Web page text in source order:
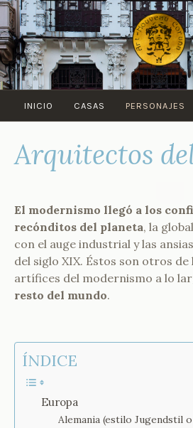
Saltar
al
contenido
INICIO CASAS PERSONAJES
Arquitectos
El modernismo llegó a los
recónditos del planeta, la
con el auge industrial y las
del siglo XIX. Éstos son otros de
artífices del modernismo a lo
resto del mundo.
ÍNDICE
Europa
Alemania (estilo Jugendstil